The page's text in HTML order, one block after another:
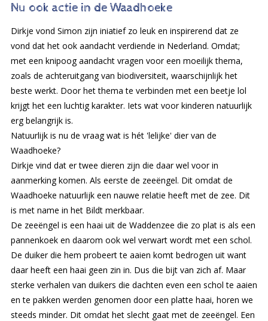
Nu ook actie in de Waadhoeke
Dirkje vond Simon zijn iniatief zo leuk en inspirerend dat ze
vond dat het ook aandacht verdiende in Nederland. Omdat;
met een knipoog aandacht vragen voor een moeilijk thema,
zoals de achteruitgang van biodiversiteit, waarschijnlijk het
beste werkt. Door het thema te verbinden met een beetje lol
krijgt het een luchtig karakter. Iets wat voor kinderen natuurlijk
erg belangrijk is.
Natuurlijk is nu de vraag wat is hét 'lelijke' dier van de
Waadhoeke?
Dirkje vind dat er twee dieren zijn die daar wel voor in
aanmerking komen. Als eerste de zeeëngel. Dit omdat de
Waadhoeke natuurlijk een nauwe relatie heeft met de zee. Dit
is met name in het Bildt merkbaar.
De zeeëngel is een haai uit de Waddenzee die zo plat is als een
pannenkoek en daarom ook wel verwart wordt met een schol.
De duiker die hem probeert te aaien komt bedrogen uit want
daar heeft een haai geen zin in. Dus die bijt van zich af. Maar
sterke verhalen van duikers die dachten even een schol te aaien
en te pakken werden genomen door een platte haai, horen we
steeds minder. Dit omdat het slecht gaat met de zeeëngel. Een